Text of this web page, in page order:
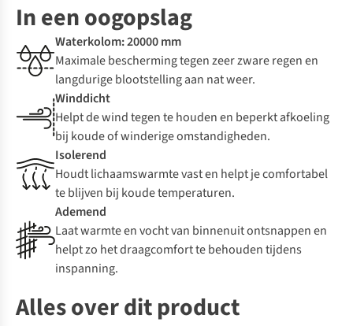
In een oogopslag
Waterkolom: 20000 mm
Maximale bescherming tegen zeer zware regen en
langdurige blootstelling aan nat weer.
Winddicht
Helpt de wind tegen te houden en beperkt afkoeling
bij koude of winderige omstandigheden.
Isolerend
Houdt lichaamswarmte vast en helpt je comfortabel
te blijven bij koude temperaturen.
Ademend
Laat warmte en vocht van binnenuit ontsnappen en
helpt zo het draagcomfort te behouden tijdens
inspanning.
Alles over dit product